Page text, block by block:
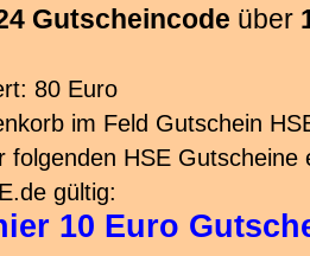
Gutscheincode über
80 Euro
im Feld Gutschein
HSE Gutscheine
gültig:
10 Euro